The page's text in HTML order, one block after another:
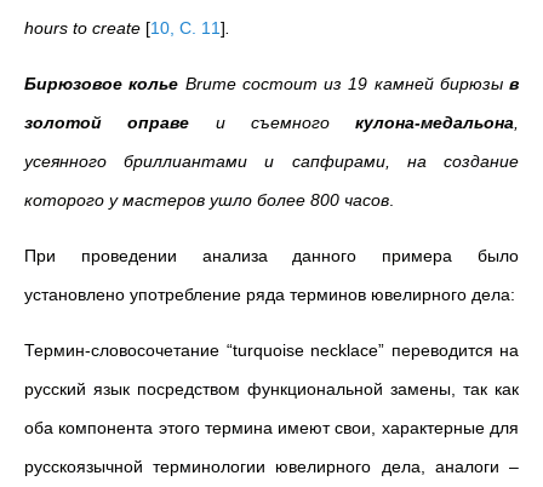
hours to create [10, C. 11]
Бирюзовое колье Brume состоит из 19 камней бирюзыв
золотой оправе и съемногокулона-медальона
усеянного бриллиантами и сапфирами, на создание
которого у мастеров ушло более 800 часов
При проведении анализа данного примера было
установлено употребление ряда терминов ювелирного дела:
Термин-словосочетание “turquoise necklace” переводится на
русский язык посредством функциональной замены, так как
оба компонента этого термина имеют свои, характерные для
русскоязычной терминологии ювелирного дела, аналоги –